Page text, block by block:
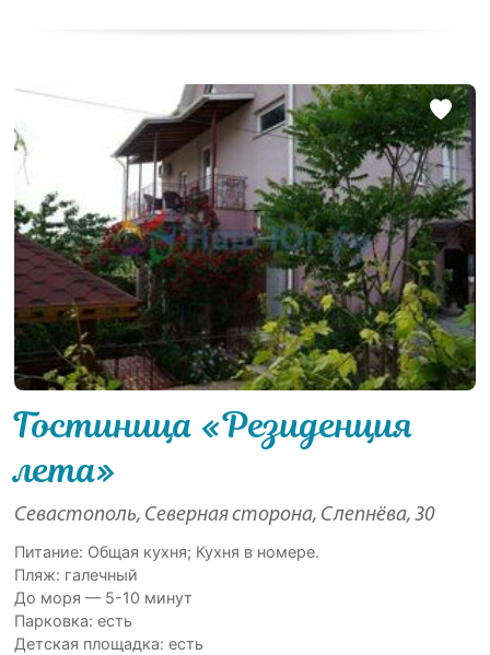
Гостиница «Резиденция
лета»
Севастополь, Северная сторона, Слепнёва, 30
Питание: Общая кухня; Кухня в номере.
Пляж: галечный
До моря — 5-10 минут
Парковка: есть
Детская площадка: есть